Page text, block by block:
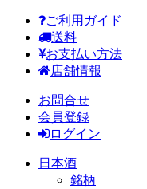
ご利用ガイド
送料
お支払い方法
店舗情報
お問合せ
会員登録
ログイン
日本酒
銘柄